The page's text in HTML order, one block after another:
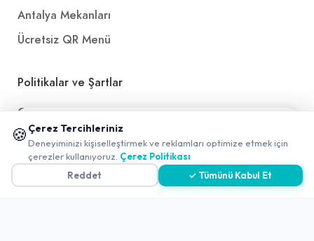
Antalya Mekanları
Ücretsiz QR Menü
Politikalar ve Şartlar
Çerez Politikası
Gizlilik Politikası
Teslimat, İptal ve İade Politikası
Kullanım Koşulları ve Hizmet Politikası
🍪 Çerez Tercihleriniz
Deneyiminizi kişiselleştirmek ve reklamları optimize etmek için
çerezler kullanıyoruz. Çerez Politikası
Reddet
✓ Tümünü Kabul Et
📱 Mobil uygulamamızı keşfedin!
✖